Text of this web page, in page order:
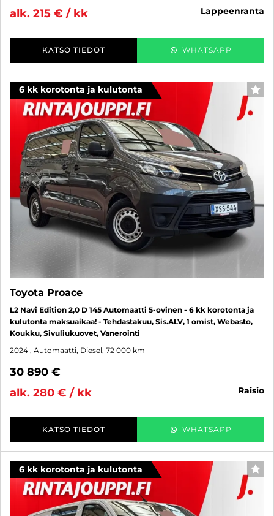
alk. 215 € / kk
lappeenranta
KATSO TIEDOT WHATSAPP
6 kk korotonta ja kulutonta
Toyota Proace
L2 Navi Edition 2,0 D 145 Automaatti 5-ovinen - 6 kk korotonta ja
kulutonta maksuaikaa! - Tehdastakuu, Sis.ALV, 1 omist, Webasto,
Koukku, Sivuliukuovet, Vanerointi
2024 , Automaatti, Diesel, 72 000 km
30 890 €
alk. 280 € / kk
raisio
KATSO TIEDOT WHATSAPP
6 kk korotonta ja kulutonta